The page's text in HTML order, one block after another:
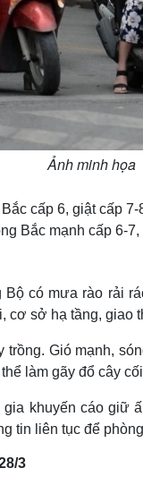
Ảnh minh họa
cấp 6, giật cấp
Bắc mạnh cấp 6-
có mưa rào rải
sở hạ tầng, giao
Gió mạnh,
làm gãy đổ cây
khuyến cáo giữ
tin liên tục để
3